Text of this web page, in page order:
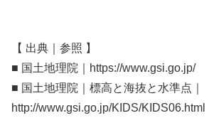
【 出典｜参照 】
■ 国土地理院｜https://www.gsi.go.jp/
■ 国土地理院｜標高と海抜と水準点｜
http://www.gsi.go.jp/KIDS/KIDS06.html